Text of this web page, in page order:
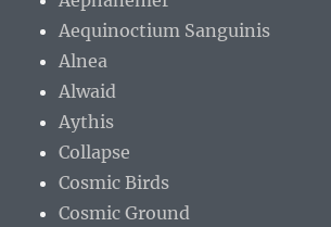
Aequinoctium Sanguinis
Alnea
Alwaid
Aythis
Collapse
Cosmic Birds
Cosmic Ground